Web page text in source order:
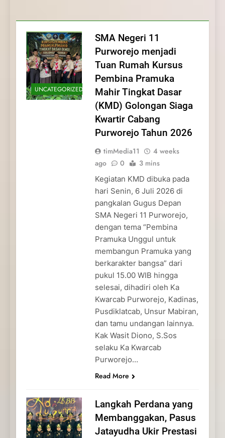
dan Pengabdian Generasi
Pramuka
Pramuka
Kepedulian
UNCATEGORIZED
SMA Negeri 11
Purworejo menjadi
Tuan Rumah Kursus
Pembina Pramuka
Mahir Tingkat Dasar
(KMD) Golongan Siaga
Kwartir Cabang
Purworejo Tahun 2026
timMedia11
4 weeks
ago
0 3 mins
Kegiatan KMD dibuka pada
hari Senin, 6 Juli 2026 di
pangkalan Gugus Depan
SMA Negeri 11 Purworejo,
dengan tema “Pembina
Pramuka Unggul untuk
membangun Pramuka yang
berkarakter bangsa” dari
pukul 15.00 WIB hingga
selesai, dihadiri oleh Ka
Kwarcab Purworejo, Kadinas,
Pusdiklatcab, Unsur Mabiran,
dan tamu undangan lainnya.
Kak Wasit Diono, S.Sos
selaku Ka Kwarcab
Purworejo…
Read More
Langkah Perdana yang
Membanggakan, Pasus
Jatayudha Ukir Prestasi